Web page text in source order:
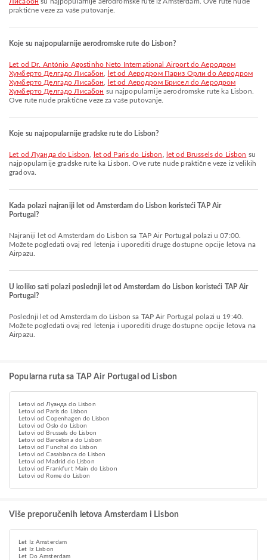
praktične veze za vaše putovanje.
Koje su najpopularnije aerodromske rute do Lisbon?
let od Dr. António Agostinho Neto International Airport do Aеродром
Хумберто Делгадо Лисабон
let od Aеродром Париз Орли do Aеродром
Хумберто Делгадо Лисабон
let od Аеродром Брисел do Aеродром
Хумберто Делгадо Лисабон su najpopularnije aerodromske rute ka Lisbon.
Ove rute nude praktične veze za vaše putovanje.
Koje su najpopularnije gradske rute do Lisbon?
let od Луанда do Lisbon let od Paris do Lisbon let od Brussels do Lisbon su
najpopularnije gradske rute ka Lisbon. Ove rute nude praktične veze iz velikih
gradova.
Kada polazi najraniji let od Amsterdam do Lisbon koristeći TAP Air
Portugal?
Najraniji let od Amsterdam do Lisbon sa TAP Air Portugal polazi u 07:00.
Možete pogledati ovaj red letenja i uporediti druge dostupne opcije letova na
Airpazu.
U koliko sati polazi poslednji let od Amsterdam do Lisbon koristeći TAP Air
Portugal?
Poslednji let od Amsterdam do Lisbon sa TAP Air Portugal polazi u 19:40.
Možete pogledati ovaj red letenja i uporediti druge dostupne opcije letova na
Airpazu.
Popularna ruta sa TAP Air Portugal od Lisbon
Letovi od Луанда do Lisbon
Letovi od Paris do Lisbon
Letovi od Copenhagen do Lisbon
Letovi od Oslo do Lisbon
Letovi od Brussels do Lisbon
Letovi od Barcelona do Lisbon
Letovi od Funchal do Lisbon
Letovi od Casablanca do Lisbon
Letovi od Madrid do Lisbon
Letovi od Frankfurt Main do Lisbon
Letovi od Rome do Lisbon
Više preporučenih letova Amsterdam i Lisbon
Let Iz Amsterdam
Let Iz Lisbon
Let Do Amsterdam